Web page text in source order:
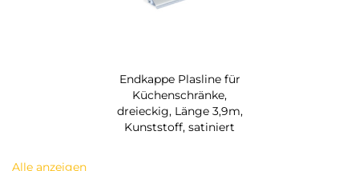
Endkappe Plasline für
Küchenschränke,
dreieckig, Länge 3,9m,
Kunststoff, satiniert
Alle anzeigen